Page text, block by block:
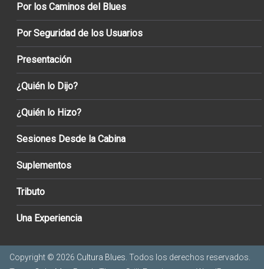
Por los Caminos del Blues
Por Seguridad de los Usuarios
Presentación
¿Quién lo Dijo?
¿Quién lo Hizo?
Sesiones Desde la Cabina
Suplementos
Tributo
Una Experiencia
Copyright © 2026 Cultura Blues . Todos los derechos reservados.